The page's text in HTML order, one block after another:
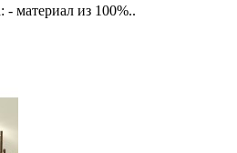
материал из 100%..